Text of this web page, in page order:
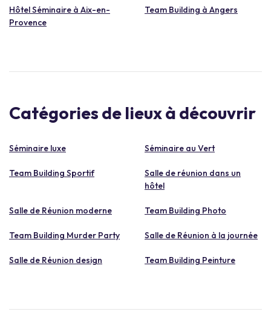
Hôtel Séminaire à Aix-en-
Provence
Team Building à Angers
Catégories de lieux à découvrir
Séminaire luxe Séminaire au Vert
Team Building Sportif
Salle de réunion dans un
hôtel
Salle de Réunion moderne Team Building Photo
Team Building Murder Party Salle de Réunion à la journée
Salle de Réunion design Team Building Peinture